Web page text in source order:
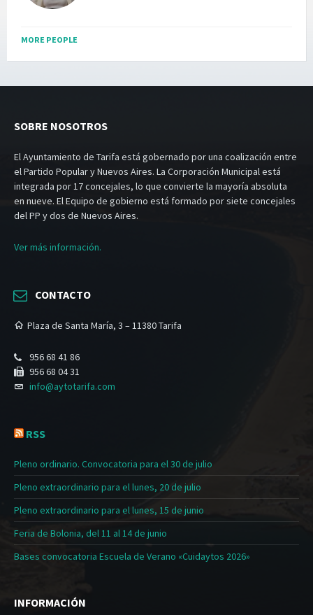
MORE PEOPLE
SOBRE NOSOTROS
El Ayuntamiento de Tarifa está gobernado por una coalización entre
el Partido Popular y Nuevos Aires. La Corporación Municipal está
integrada por 17 concejales, lo que convierte la mayoría absoluta
en nueve. El Equipo de gobierno está formado por siete concejales
del PP y dos de Nuevos Aires.
Ver más información.
CONTACTO
Plaza de Santa María, 3 – 11380 Tarifa
956 68 41 86
956 68 04 31
info@aytotarifa.com
RSS
Pleno ordinario. Convocatoria para el 30 de julio
Pleno extraordinario para el lunes, 20 de julio
Pleno extraordinario para el lunes, 15 de junio
Feria de Bolonia, del 11 al 14 de junio
Bases convocatoria Escuela de Verano «Cuidaytos 2026»
INFORMACIÓN